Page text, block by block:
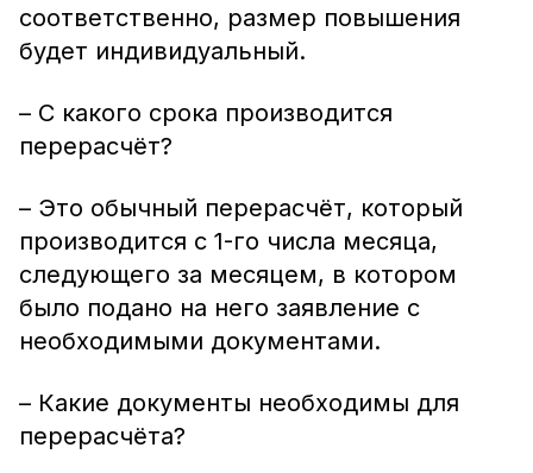
соответственно, размер повышения
будет индивидуальный.
– С какого срока производится
перерасчёт?
– Это обычный перерасчёт, который
производится с 1-го числа месяца,
следующего за месяцем, в котором
было подано на него заявление с
необходимыми документами.
– Какие документы необходимы для
перерасчёта?